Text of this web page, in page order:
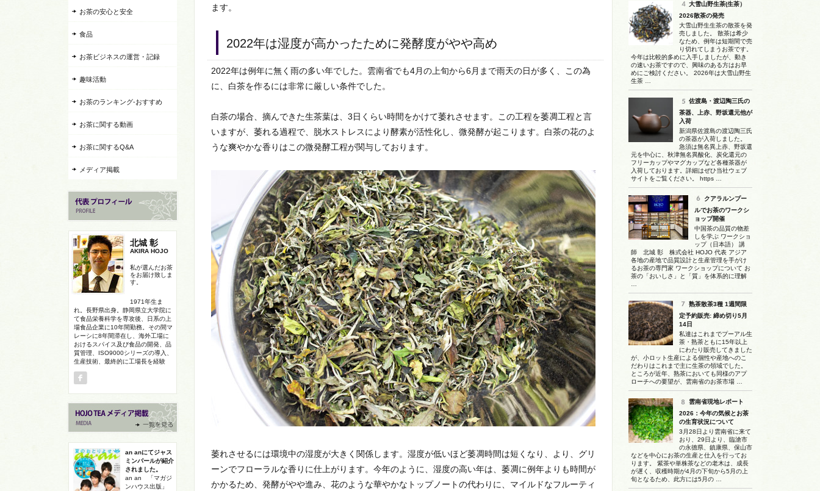
ます。
2022年は湿度が高かったために発酵度がやや高め
2022年は例年に無く雨の多い年でした。雲南省でも4月の上旬から6月まで雨天の日が多く、この為
に、白茶を作るには非常に厳しい条件でした。
白茶の場合、摘んできた生茶葉は、3日くらい時間をかけて萎れさせます。この工程を萎凋工程と言
いますが、萎れる過程で、脱水ストレスにより酵素が活性化し、微発酵が起こります。白茶の花のよ
うな爽やかな香りはこの微発酵工程が関与しております。
萎れさせるには環境中の湿度が大きく関係します。湿度が低いほど萎凋時間は短くなり、より、グリ
ーンでフローラルな香りに仕上がります。今年のように、湿度の高い年は、萎凋に例年よりも時間が
かかるため、発酵がやや進み、花のような華やかなトップノートの代わりに、マイルドなフルーティ
大雪山野生茶(生茶）
2026散茶の発売
大雪山野生生茶の散茶を発
売しました。 散茶は希少
なため、例年は短期間で売
り切れてしまうお茶です。
今年は比較的多めに入手しましたが、動き
の速いお茶ですので、興味のある方はお早
めにご検討ください。 2026年は大雪山野生
生茶 …
佐渡島・渡辺陶三氏の
茶器、上赤、野坂還元他が
入荷
新潟県佐渡島の渡辺陶三氏
の茶器が入荷しました。
急須は無名異上赤、野坂還
元を中心に、秋津無名異酸化、炭化還元の
フリーカップやマグカップなど各種茶器が
入荷しております。詳細はぜひ当社ウェブ
サイトをご覧ください。 https …
クアラルンプー
ルでお茶のワークシ
ョップ開催
中国茶の品質の物差
しを学ぶ ワークショ
ップ（日本語） 講
師 北城 彰 株式会社 HOJO 代表 アジア
各地の産地で品質設計と生産管理を手がけ
るお茶の専門家 ワークショップについて お
茶の「おいしさ」と「質」を体系的に理解
熟茶散茶3種 1週間限
定予約販売: 締め切り5月
14日
私達はこれまでプーアル生
茶・熟茶ともに15年以上
にわたり販売してきました
が、小ロット生産による個性や産地へのこ
だわりはこれまで主に生茶の領域でした。
ところが近年、熟茶においても同様のアプ
ローチへの要望が、雲南省のお茶市場 …
雲南省現地レポート
2026：今年の気候とお茶
の生育状況について
3月28日より雲南省に来て
おり、29日より、臨滄市
の永德県、鎮康県、保山市
などを中心にお茶の生産と仕入を行ってお
ります。 紫茶や単株茶などの老木は、成長
が遅く、収穫時期が4月の下旬から5月の上
旬となるため、此方には5月の …
お茶の安心と安全
食品
お茶ビジネスの運営・記録
趣味活動
お茶のランキング-おすすめ
お茶に関する動画
お茶に関するQ&A
メディア掲載
北城 彰
AKIRA HOJO
私が選んだお茶
をお届け致しま
す。
1971年生ま
れ。長野県出身。静岡県立大学院に
て食品栄養科学を専攻後、日系の上
場食品企業に10年間勤務。その間マ
レーシに8年間滞在し、海外工場に
おけるスパイス及び食品の開発、品
質管理、ISO9000シリーズの導入、
生産技術、最終的に工場長を経験
an anにてジャス
ミンパールが紹介
されました。
an an 「マガジ
ンハウス出版」